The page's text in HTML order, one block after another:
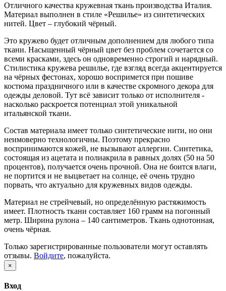
Отличного качества кружевная ткань производства Италия.
Материал выполнен в стиле «Решилье» из синтетических
нитей. Цвет – глубокий чёрный.
Это кружево будет отличным дополнением для любого типа
ткани. Насыщенный чёрный цвет без проблем сочетается со
всеми красками, здесь он одновременно строгий и нарядный.
Стилистика кружева решилье, где взгляд всегда акцентируется
на чёрных фестонах, хорошо воспримется при пошиве
костюма праздничного или в качестве скромного декора для
одежды деловой. Тут всё зависит только от исполнителя -
насколько раскроется потенциал этой уникальной
итальянской ткани.
Состав материала имеет только синтетические нити, но они
неимоверно технологичны. Поэтому прекрасно
воспринимаются кожей, не вызывают аллергии. Синтетика,
состоящая из ацетата и полиакрила в равных долях (50 на 50
процентов), получается очень прочной. Она не боится влаги,
не портится и не выцветает на солнце, её очень трудно
порвать, что актуально для кружевных видов одежды.
Материал не стрейчевый, но определённую растяжимость
имеет. Плотность ткани составляет 160 грамм на погонный
метр. Ширина рулона – 140 сантиметров. Ткань однотонная,
очень чёрная.
Только зарегистрированные пользователи могут оставлять
отзывы. Войдите, пожалуйста.
×
Вход